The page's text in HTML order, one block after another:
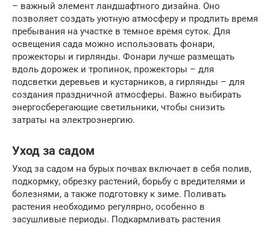
– важный элемент ландшафтного дизайна. Оно
позволяет создать уютную атмосферу и продлить время
пребывания на участке в темное время суток. Для
освещения сада можно использовать фонари,
прожекторы и гирлянды. Фонари лучше размещать
вдоль дорожек и тропинок, прожекторы – для
подсветки деревьев и кустарников, а гирлянды – для
создания праздничной атмосферы. Важно выбирать
энергосберегающие светильники, чтобы снизить
затраты на электроэнергию.
Уход за садом
Уход за садом на бурых почвах включает в себя полив,
подкормку, обрезку растений, борьбу с вредителями и
болезнями, а также подготовку к зиме. Поливать
растения необходимо регулярно, особенно в
засушливые периоды. Подкармливать растения